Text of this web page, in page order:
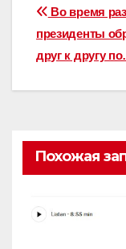
по
Во время
президенты
друг к другу
Похожая